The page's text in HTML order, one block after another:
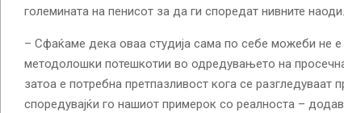
големината на пенисот за да ги споредат нивните наоди.
– Сфаќаме дека оваа студија сама по себе можеби не е
методолошки потешкотии во одредувањето на
затоа е потребна претпазливост кога се разгледуваат
споредувајќи го нашиот примерок со реалноста –